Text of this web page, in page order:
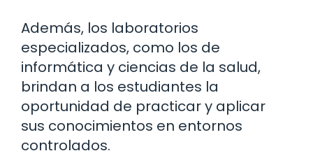
Además, los laboratorios
especializados, como los de
informática y ciencias de la salud,
brindan a los estudiantes la
oportunidad de practicar y aplicar
sus conocimientos en entornos
controlados.